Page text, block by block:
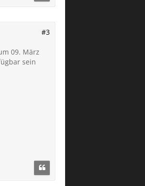
#3
09. März
sein